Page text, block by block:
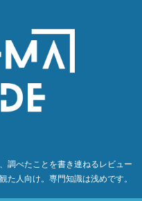
調べたことを書き連ねるレビュー
た人向け。専門知識は浅めです。